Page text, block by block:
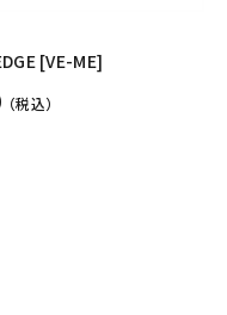
[VE-ME]
（税込）